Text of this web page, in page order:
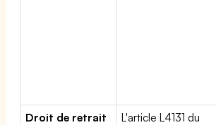
Droit de retrait
L'article L4131 du